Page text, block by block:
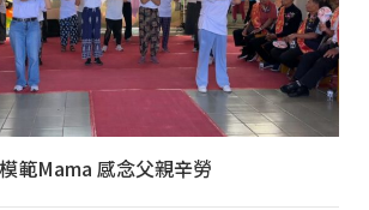
範Mama 感念父親辛勞